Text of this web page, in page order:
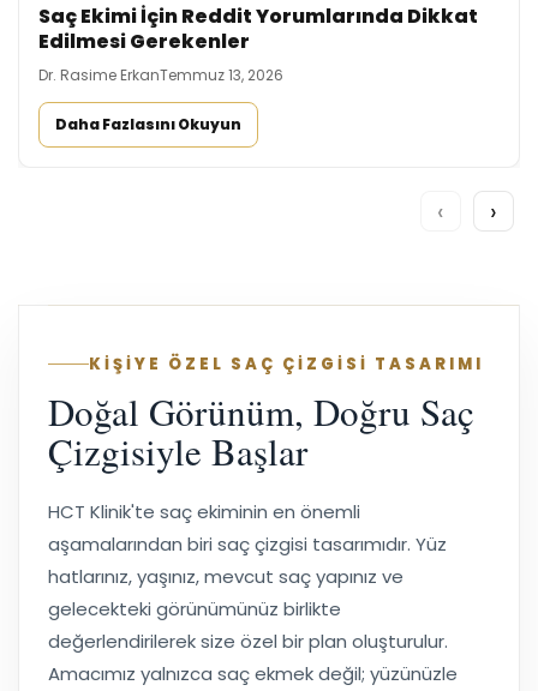
Saç Ekimi İçin Reddit Yorumlarında Dikkat
Edilmesi Gerekenler
Dr. Rasime ErkanTemmuz 13, 2026
Daha Fazlasını Okuyun
‹ ›
KİŞİYE ÖZEL SAÇ ÇİZGİSİ TASARIMI
Doğal Görünüm, Doğru Saç
Çizgisiyle Başlar
HCT Klinik'te saç ekiminin en önemli
aşamalarından biri saç çizgisi tasarımıdır. Yüz
hatlarınız, yaşınız, mevcut saç yapınız ve
gelecekteki görünümünüz birlikte
değerlendirilerek size özel bir plan oluşturulur.
Amacımız yalnızca saç ekmek değil; yüzünüzle